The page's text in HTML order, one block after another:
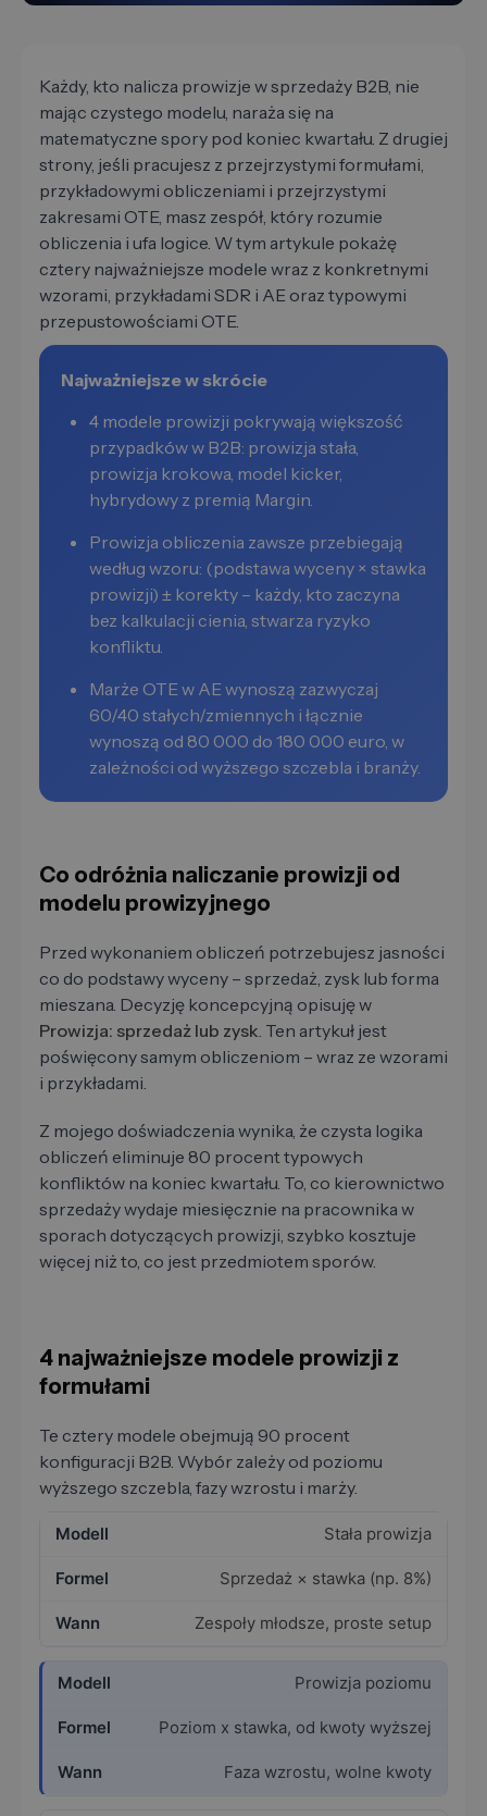
Każdy, kto nalicza prowizje w sprzedaży B2B, nie
mając czystego modelu, naraża się na
matematyczne spory pod koniec kwartału. Z drugiej
strony, jeśli pracujesz z przejrzystymi formułami,
przykładowymi obliczeniami i przejrzystymi
zakresami OTE, masz zespół, który rozumie
obliczenia i ufa logice. W tym artykule pokażę
cztery najważniejsze modele wraz z konkretnymi
wzorami, przykładami SDR i AE oraz typowymi
przepustowościami OTE.
Najważniejsze w skrócie
4 modele prowizji pokrywają większość
przypadków w B2B: prowizja stała,
prowizja krokowa, model kicker,
hybrydowy z premią Margin.
Prowizja obliczenia zawsze przebiegają
według wzoru: (podstawa wyceny × stawka
prowizji) ± korekty – każdy, kto zaczyna
bez kalkulacji cienia, stwarza ryzyko
konfliktu.
Marże OTE w AE wynoszą zazwyczaj
60/40 stałych/zmiennych i łącznie
wynoszą od 80 000 do 180 000 euro, w
zależności od wyższego szczebla i branży.
Co odróżnia naliczanie prowizji od
modelu prowizyjnego
Przed wykonaniem obliczeń potrzebujesz jasności
co do podstawy wyceny – sprzedaż, zysk lub forma
mieszana. Decyzję koncepcyjną opisuję w
Prowizja: sprzedaż lub zysk. Ten artykuł jest
poświęcony samym obliczeniom – wraz ze wzorami
i przykładami.
Z mojego doświadczenia wynika, że ​​czysta logika
obliczeń eliminuje 80 procent typowych
konfliktów na koniec kwartału. To, co kierownictwo
sprzedaży wydaje miesięcznie na pracownika w
sporach dotyczących prowizji, szybko kosztuje
więcej niż to, co jest przedmiotem sporów.
4 najważniejsze modele prowizji z
formułami
Te cztery modele obejmują 90 procent
konfiguracji B2B. Wybór zależy od poziomu
wyższego szczebla, fazy wzrostu i marży.
Stała prowizja
Sprzedaż × stawka (np. 8%)
Zespoły młodsze, proste setup
Prowizja poziomu
Poziom x stawka, od kwoty wyższej
Faza wzrostu, wolne kwoty